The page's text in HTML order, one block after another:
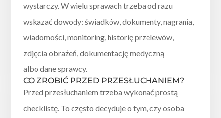
wystarczy. W wielu sprawach trzeba od razu
wskazać dowody: świadków, dokumenty, nagrania,
wiadomości, monitoring, historię przelewów,
zdjęcia obrażeń, dokumentację medyczną
albo dane sprawcy.
CO ZROBIĆ PRZED PRZESŁUCHANIEM?
Przed przesłuchaniem trzeba wykonać prostą
checklistę. To często decyduje o tym, czy osoba